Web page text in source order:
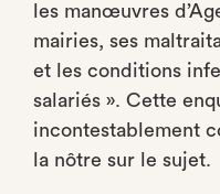
les manœuvres
mairies, ses
et les conditions
salariés ». Cette
incontestablement
la nôtre sur le sujet.